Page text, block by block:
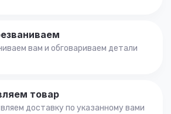
вам и обговариваем детали
товар
доставку по указанному вами